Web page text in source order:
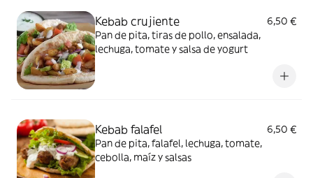
Kebab crujiente
6,50 €
Pan de pita, tiras de pollo, ensalada,
lechuga, tomate y salsa de yogurt
Kebab falafel
6,50 €
Pan de pita, falafel, lechuga, tomate,
cebolla, maíz y salsas